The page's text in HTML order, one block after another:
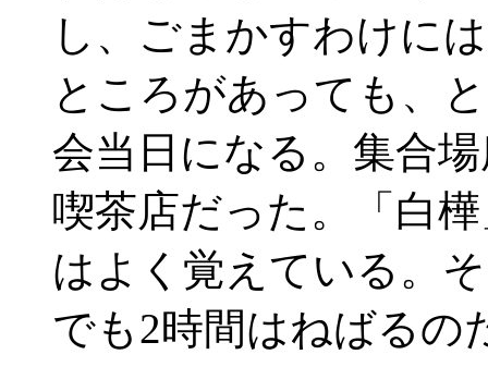
し、ごまかすわけに
ところがあっても、
会当日になる。集合
喫茶店だった。「白
はよく覚えている。
でも2時間はねばるの